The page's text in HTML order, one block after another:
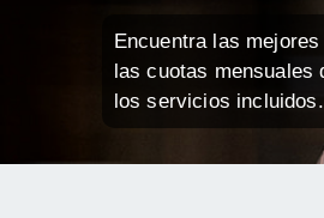
Encuentra las
las cuotas
los servicios incluidos.